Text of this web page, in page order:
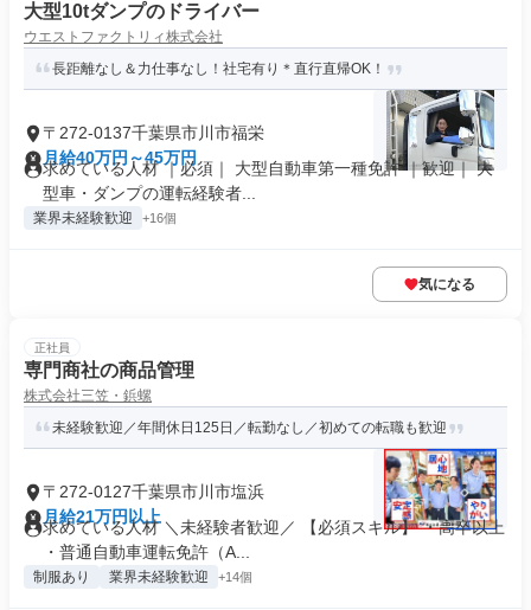
大型10tダンプのドライバー
ウエストファクトリィ株式会社
長距離なし＆力仕事なし！社宅有り＊直行直帰OK！
〒272-0137千葉県市川市福栄
月給40万円～45万円
求めている人材 ｜必須｜ 大型自動車第一種免許 ｜歓迎｜ 大
型車・ダンプの運転経験者...
業界未経験歓迎 +16個
気になる
正社員
専門商社の商品管理
株式会社三笠・鋲螺
未経験歓迎／年間休日125日／転勤なし／初めての転職も歓迎
〒272-0127千葉県市川市塩浜
月給21万円以上
求めている人材 ＼未経験者歓迎／ 【必須スキル】 ・高卒以上
・普通自動車運転免許（A...
制服あり 業界未経験歓迎 +14個